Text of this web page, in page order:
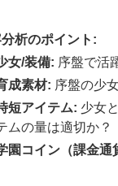
析のポイント:
女/装備: 序盤で活
成素材: 序盤の少
短アイテム: 少女
ムの量は適切か？
園コイン（課金通